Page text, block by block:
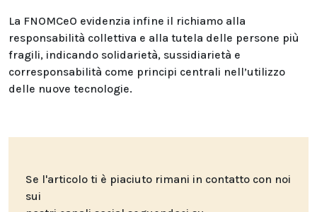
La FNOMCeO evidenzia infine il richiamo alla
responsabilità collettiva e alla tutela delle persone più
fragili, indicando solidarietà, sussidiarietà e
corresponsabilità come principi centrali nell’utilizzo
delle nuove tecnologie.
Se l'articolo ti è piaciuto rimani in contatto con noi
sui